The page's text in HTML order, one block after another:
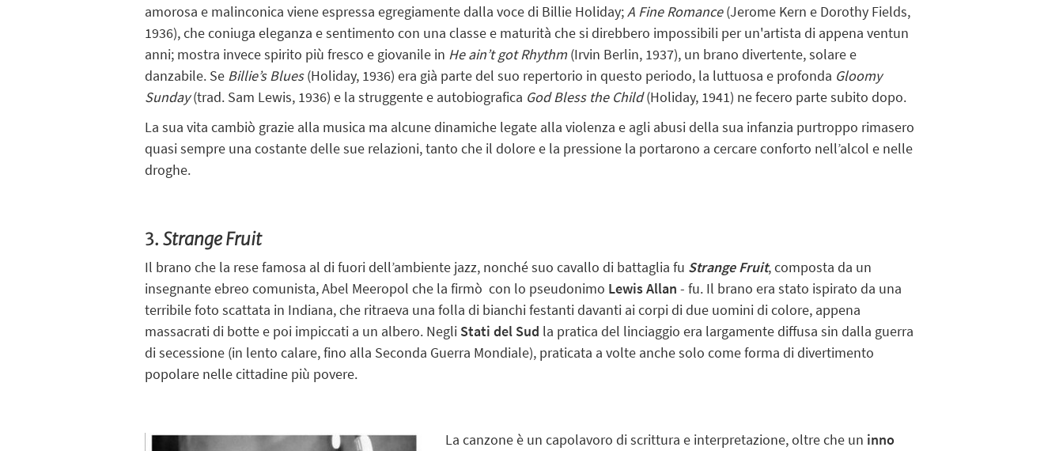
amorosa e malinconica viene espressa egregiamente dalla voce di Billie Holiday;A Fine Romance(Jerome Kern e Dorothy Fields,
1936), che coniuga eleganza e sentimento con una classe e maturità che si direbbero impossibili per un'artista di appena ventun
anni; mostra invece spirito più fresco e giovanile in He ain’t got Rhythm (Irvin Berlin, 1937), un brano divertente, solare e
danzabile. Se Billie’s Blues(Holiday, 1936) era già parte del suo repertorio in questo periodo, la luttuosa e profonda Gloomy
Sunday(trad. Sam Lewis, 1936) e la struggente e autobiografica God Bless the Child(Holiday, 1941) ne fecero parte subito dopo.
La sua vita cambiò grazie alla musica ma alcune dinamiche legate alla violenza e agli abusi della sua infanzia purtroppo rimasero
quasi sempre una costante delle sue relazioni, tanto che il dolore e la pressione la portarono a cercare conforto nell’alcol e nelle
droghe.
3.Strange Fruit
Il brano che la rese famosa al di fuori dell’ambiente jazz, nonché suo cavallo di battaglia fu Strange Fruit, composta da un
insegnante ebreo comunista, Abel Meeropol che la firmò con lo pseudonimo Lewis Allan - fu. Il brano era stato ispirato da una
terribile foto scattata in Indiana, che ritraeva una folla di bianchi festanti davanti ai corpi di due uomini di colore, appena
massacrati di botte e poi impiccati a un albero. Negli Stati del Sud la pratica del linciaggio era largamente diffusa sin dalla guerra
di secessione (in lento calare, fino alla Seconda Guerra Mondiale), praticata a volte anche solo come forma di divertimento
popolare nelle cittadine più povere.
La canzone è un capolavoro di scrittura e interpretazione, oltre che un inno